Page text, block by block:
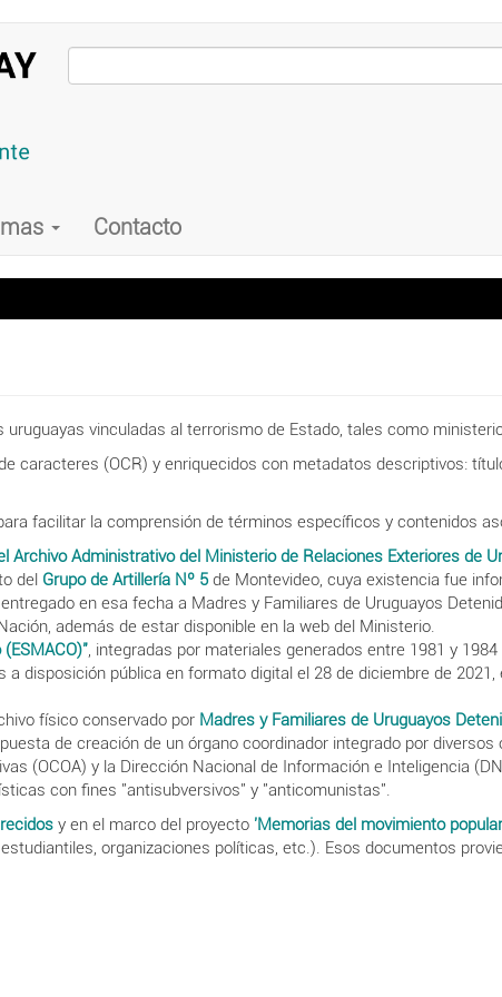
Contacto
vinculadas al terrorismo de Estado, tales como
caracteres (OCR) y enriquecidos con metadatos descriptivos:
facilitar la comprensión de términos específicos y contenidos
Archivo Administrativo del Ministerio de Relaciones Exteriores de
del Grupo de Artillería Nº 5de Montevideo, cuya existencia fue
en esa fecha a Madres y Familiares de Uruguayos
además de estar disponible en la web del Ministerio.
, integradas por materiales generados entre 1981 y
disposición pública en formato digital el 28 de diciembre de 2021,
físico conservado por Madres y Familiares de Uruguayos
de creación de un órgano coordinador integrado por
(OCOA) y la Dirección Nacional de Información e Inteligencia
con fines "antisubversivos" y "anticomunistas".
y en el marco del proyecto 'Memorias del movimiento
organizaciones políticas, etc.). Esos documentos